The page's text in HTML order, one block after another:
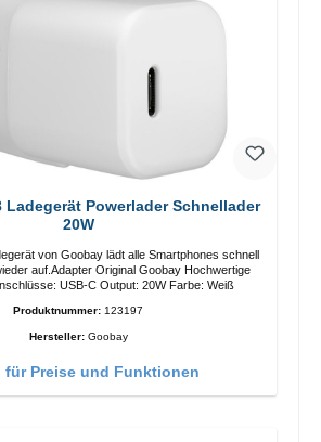
Ladegerät Powerlader Schnellader
20W
von Goobay lädt alle Smartphones schnell
auf.Adapter Original Goobay Hochwertige
Verarbeitung Anschlüsse: USB-C Output: 20W Farbe: Weiß
Produktnummer: 123197
Hersteller: Goobay
für Preise und Funktionen